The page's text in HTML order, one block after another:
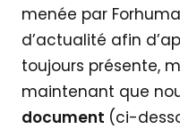
menée par
d’actualité afin
toujours présente,
maintenant que
document (ci-